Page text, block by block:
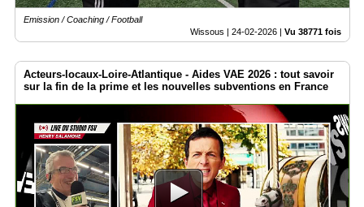
Emission / Coaching / Football
Wissous | 24-02-2026 | Vu 38771 fois
Acteurs-locaux-Loire-Atlantique - Aides VAE 2026 : tout savoir
sur la fin de la prime et les nouvelles subventions en France